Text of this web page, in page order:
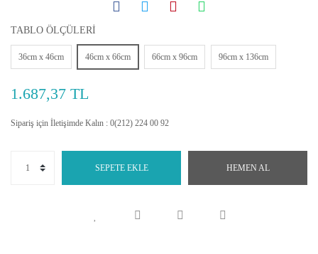
TABLO ÖLÇÜLERİ
36cm x 46cm 46cm x 66cm 66cm x 96cm 96cm x 136cm
1.687,37 TL
Sipariş için İletişimde Kalın : 0(212) 224 00 92
SEPETE EKLE HEMEN AL